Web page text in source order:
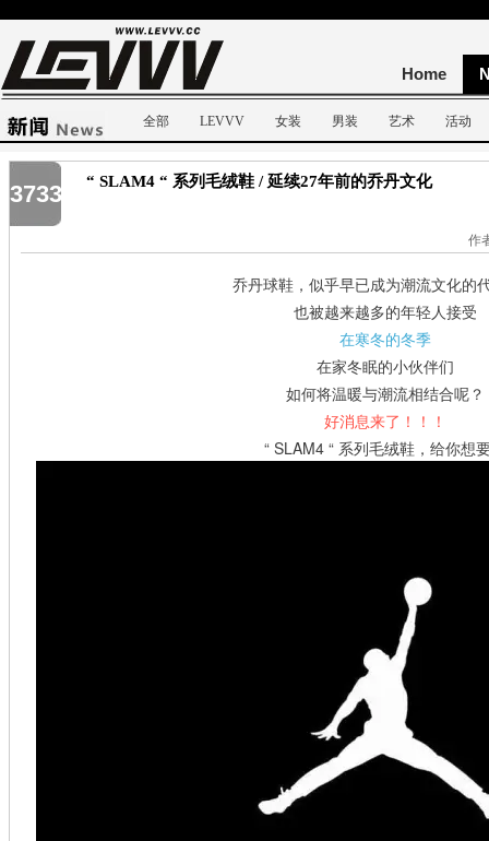
Home
全部 LEVVV 女装 男装 艺术 活动
3733 “ SLAM4 “ 系列毛绒鞋 / 延续27年前的乔丹文化
作
乔丹球鞋，似乎早已成为潮流文化的
也被越来越多的年轻人接受
在寒冬的冬季
在家冬眠的小伙伴们
如何将温暖与潮流相结合呢？
好消息来了！！！
“ SLAM4 “ 系列毛绒鞋，给你想